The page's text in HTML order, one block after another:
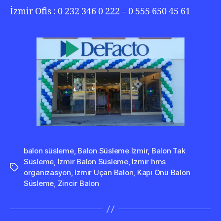
İzmir Ofis : 0 232 346 0 222 – 0 555 650 45 61
Etiketler
balon süsleme, Balon Süsleme İzmir, Balon Tak
Süsleme, İzmir Balon Süsleme, İzmir hms
organizasyon, İzmir Uçan Balon, Kapı Önü Balon
Süsleme, Zincir Balon